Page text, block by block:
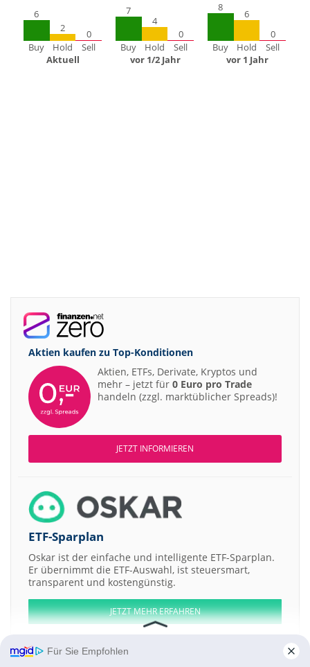
6
Buy
2
Hold
0
Sell
Aktuell
7
Buy
4
Hold
0
Sell
vor 1/2 Jahr
8
Buy
6
Hold
0
Sell
vor 1 Jahr
Aktien kaufen zu Top-Konditionen
Aktien, ETFs, Derivate, Kryptos und
mehr – jetzt für 0 Euro pro Trade
handeln (zzgl. marktüblicher Spreads)!
JETZT INFORMIEREN
ETF-Sparplan
Oskar ist der einfache und intelligente ETF-Sparplan.
Er übernimmt die ETF-Auswahl, ist steuersmart,
transparent und kostengünstig.
JETZT MEHR ERFAHREN
Für Sie Empfohlen